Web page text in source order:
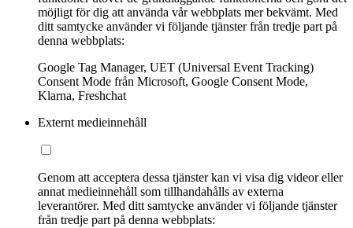
möjligt för dig att använda vår webbplats mer bekvämt. Med
ditt samtycke använder vi följande tjänster från tredje part på
denna webbplats:
Google Tag Manager, UET (Universal Event Tracking)
Consent Mode från Microsoft, Google Consent Mode,
Klarna, Freshchat
Externt medieinnehåll
Genom att acceptera dessa tjänster kan vi visa dig videor eller
annat medieinnehåll som tillhandahålls av externa
leverantörer. Med ditt samtycke använder vi följande tjänster
från tredje part på denna webbplats: